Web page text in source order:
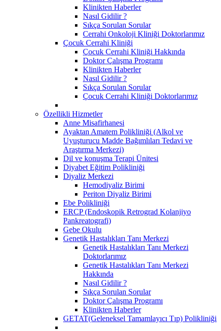
Klinikten Haberler
Nasıl Gidilir ?
Sıkça Sorulan Sorular
Cerrahi Onkoloji Kliniği Doktorlarımız
Çocuk Cerrahi Kliniği
Çocuk Cerrahi Kliniği Hakkında
Doktor Çalışma Programı
Klinikten Haberler
Nasıl Gidilir ?
Sıkça Sorulan Sorular
Çocuk Cerrahi Kliniği Doktorlarımız
Özellikli Hizmetler
Anne Misafirhanesi
Ayaktan Amatem Polikliniği (Alkol ve
Uyuşturucu Madde Bağımlıları Tedavi ve
Araştırma Merkezi)
Dil ve konuşma Terapi Ünitesi
Diyabet Eğitim Polikliniği
Diyaliz Merkezi
Hemodiyaliz Birimi
Periton Diyaliz Birimi
Ebe Polikliniği
ERCP (Endoskopik Retrograd Kolanjiyo
Pankreatografi)
Gebe Okulu
Genetik Hastalıkları Tanı Merkezi
Genetik Hastalıkları Tanı Merkezi
Doktorlarımız
Genetik Hastalıkları Tanı Merkezi
Hakkında
Nasıl Gidilir ?
Sıkça Sorulan Sorular
Doktor Çalışma Programı
Klinikten Haberler
GETAT(Geleneksel Tamamlayıcı Tıp) Polikliniği